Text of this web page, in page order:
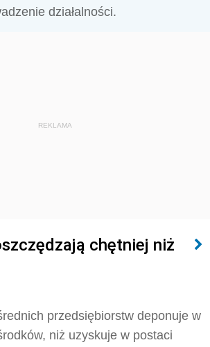
działalności.
REKLAMA
chętniej niż
przedsiębiorstw deponuje w
niż uzyskuje w postaci